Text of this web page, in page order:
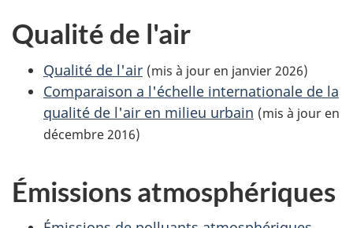
Qualité de l'air
Qualité de l'air (mis à jour en janvier 2026)
Comparaison a l'échelle internationale de la
qualité de l'air en milieu urbain (mis à jour en
décembre 2016)
Émissions atmosphériques